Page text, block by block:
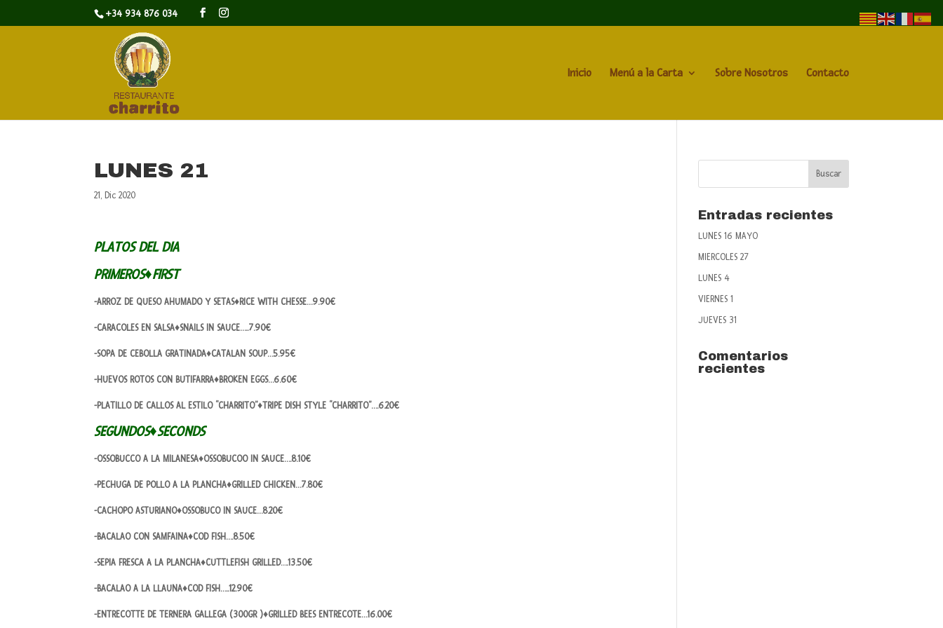
+34 934 876 034
Inicio Menú a la Carta Sobre Nosotros Contacto
LUNES 21
21, Dic 2020
PLATOS DEL DIA
PRIMEROS♦FIRST
-ARROZ DE QUESO AHUMADO Y SETAS♦RICE WITH CHESSE…9.90€
-CARACOLES EN SALSA♦SNAILS IN SAUCE…..7.90€
-SOPA DE CEBOLLA GRATINADA♦CATALAN SOUP…5.95€
-HUEVOS ROTOS CON BUTIFARRA♦BROKEN EGGS…6.60€
-PLATILLO DE CALLOS AL ESTILO “CHARRITO”♦TRIPE DISH STYLE “CHARRITO”….6.20€
SEGUNDOS♦SECONDS
-OSSOBUCCO A LA MILANESA♦OSSOBUCOO IN SAUCE….8.10€
-PECHUGA DE POLLO A LA PLANCHA♦GRILLED CHICKEN…7.80€
-CACHOPO ASTURIANO♦OSSOBUCO IN SAUCE…8.20€
-BACALAO CON SAMFAINA♦COD FISH….8.50€
-SEPIA FRESCA A LA PLANCHA♦CUTTLEFISH GRILLED….13.50€
-BACALAO A LA LLAUNA♦COD FISH…..12.90€
-ENTRECOTTE DE TERNERA GALLEGA (300GR )♦GRILLED BEES ENTRECOTE…16.00€
Entradas recientes
LUNES 16 MAYO
MIERCOLES 27
LUNES 4
VIERNES 1
JUEVES 31
Comentarios
recientes